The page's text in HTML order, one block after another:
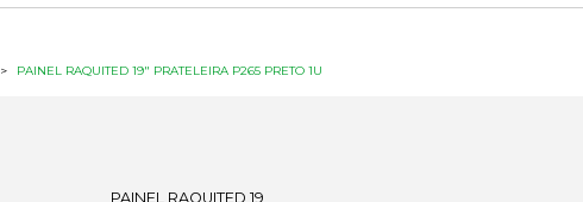
> PAINEL RAQUITED 19" PRATELEIRA P265 PRETO 1U